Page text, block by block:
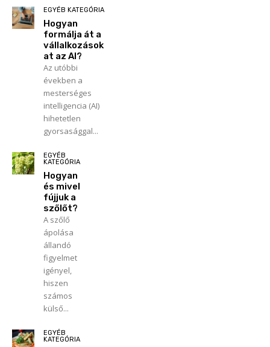
EGYÉB KATEGÓRIA
Hogyan
formálja át a
vállalkozások
at az AI?
Az utóbbi
években a
mesterséges
intelligencia (AI)
hihetetlen
gyorsasággal...
EGYÉB
KATEGÓRIA
Hogyan
és mivel
fújjuk a
szőlőt?
A szőlő
ápolása
állandó
figyelmet
igényel,
hiszen
számos
külső...
EGYÉB
KATEGÓRIA